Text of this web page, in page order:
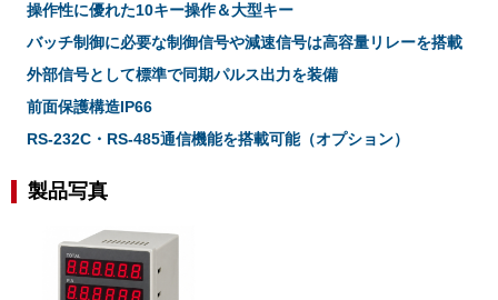
操作性に優れた10キー操作＆大型キー
バッチ制御に必要な制御信号や減速信号は高容量リレーを搭載
外部信号として標準で同期パルス出力を装備
前面保護構造IP66
RS-232C・RS-485通信機能を搭載可能（オプション）
製品写真